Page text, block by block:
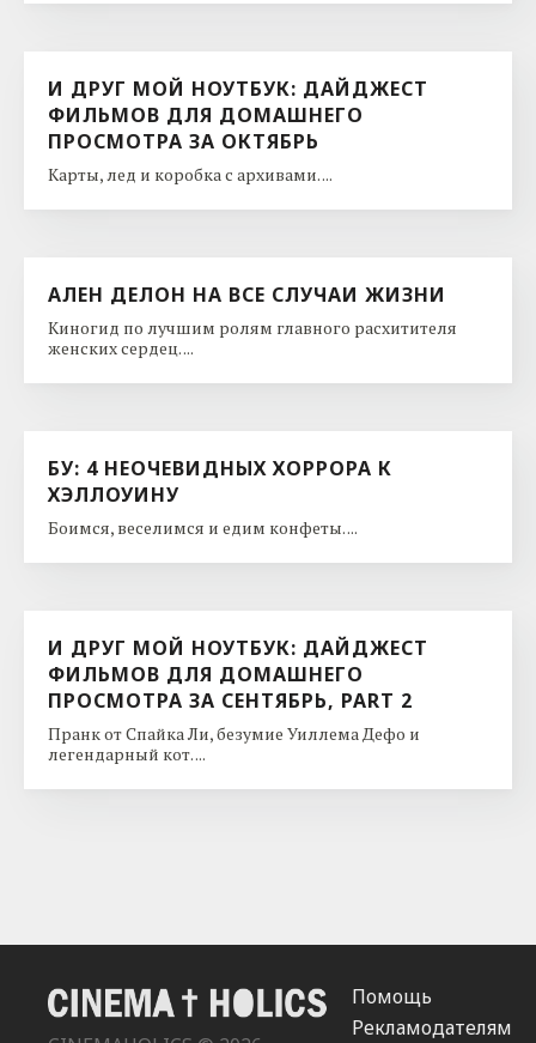
И ДРУГ МОЙ НОУТБУК: ДАЙДЖЕСТ
ФИЛЬМОВ ДЛЯ ДОМАШНЕГО
ПРОСМОТРА ЗА ОКТЯБРЬ
Карты, лед и коробка с архивами. ...
АЛЕН ДЕЛОН НА ВСЕ СЛУЧАИ ЖИЗНИ
Киногид по лучшим ролям главного расхитителя
женских сердец. ...
БУ: 4 НЕОЧЕВИДНЫХ ХОРРОРА К
ХЭЛЛОУИНУ
Боимся, веселимся и едим конфеты. ...
И ДРУГ МОЙ НОУТБУК: ДАЙДЖЕСТ
ФИЛЬМОВ ДЛЯ ДОМАШНЕГО
ПРОСМОТРА ЗА СЕНТЯБРЬ, PART 2
Пранк от Спайка Ли, безумие Уиллема Дефо и
легендарный кот. ...
Помощь
Рекламодателям